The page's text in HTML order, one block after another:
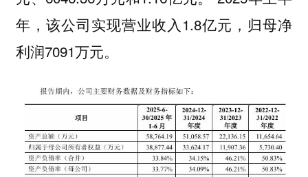
年，该公司实现营业收入1.8亿元，归母净
利润7091万元。